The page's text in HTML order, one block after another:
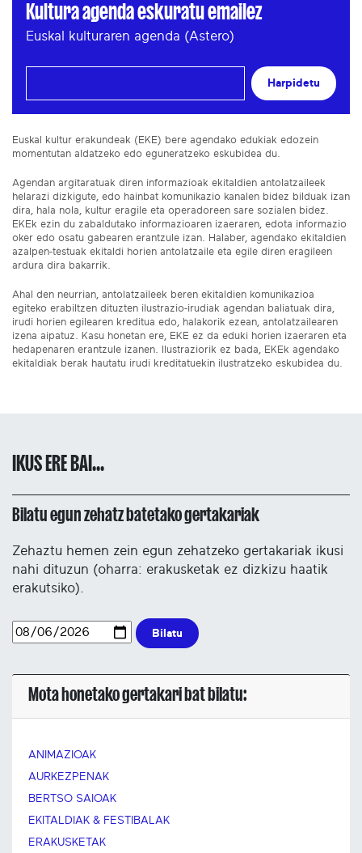
Kultura agenda eskuratu emailez
Euskal kulturaren agenda (Astero)
Harpidetu
Euskal kultur erakundeak (EKE) bere agendako edukiak edozein
momentutan aldatzeko edo eguneratzeko eskubidea du.
Agendan argitaratuak diren informazioak ekitaldien antolatzaileek
helarazi dizkigute, edo hainbat komunikazio kanalen bidez bilduak izan
dira, hala nola, kultur eragile eta operadoreen sare sozialen bidez.
EKEk ezin du zabaldutako informazioaren izaeraren, edota informazio
oker edo osatu gabearen erantzule izan. Halaber, agendako ekitaldien
azalpen-testuak ekitaldi horien antolatzaile eta egile diren eragileen
ardura dira bakarrik.
Ahal den neurrian, antolatzaileek beren ekitaldien komunikazioa
egiteko erabiltzen dituzten ilustrazio-irudiak agendan baliatuak dira,
irudi horien egilearen kreditua edo, halakorik ezean, antolatzailearen
izena aipatuz. Kasu honetan ere, EKE ez da eduki horien izaeraren eta
hedapenaren erantzule izanen. Ilustraziorik ez bada, EKEk agendako
ekitaldiak berak hautatu irudi kreditatuekin ilustratzeko eskubidea du.
IKUS ERE BAI...
Bilatu egun zehatz batetako gertakariak
Zehaztu hemen zein egun zehatzeko gertakariak ikusi
nahi dituzun (oharra: erakusketak ez dizkizu haatik
erakutsiko).
Bilatu
Mota honetako gertakari bat bilatu:
ANIMAZIOAK
AURKEZPENAK
BERTSO SAIOAK
EKITALDIAK & FESTIBALAK
ERAKUSKETAK